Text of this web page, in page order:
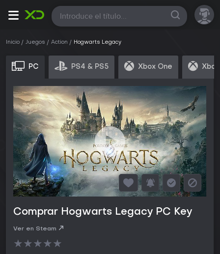
Todas
Inicio Juegos Action Hogwarts Legacy
PC PS4 & PS5 Xbox One
Comprar Hogwarts Legacy PC Key
Ver en Steam
★★★★★